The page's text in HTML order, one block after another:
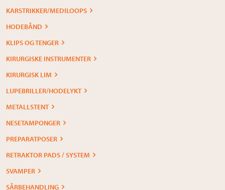
KARSTRIKKER/MEDILOOPS
HODEBÅND
KLIPS OG TENGER
KIRURGISKE INSTRUMENTER
KIRURGISK LIM
LUPEBRILLER/HODELYKT
METALLSTENT
NESETAMPONGER
PREPARATPOSER
RETRAKTOR PADS / SYSTEM
SVAMPER
SÅRBEHANDLING